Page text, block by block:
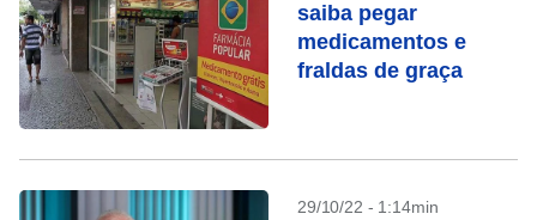
saiba pegar
medicamentos e
fraldas de graça
29/10/22 - 1:14min